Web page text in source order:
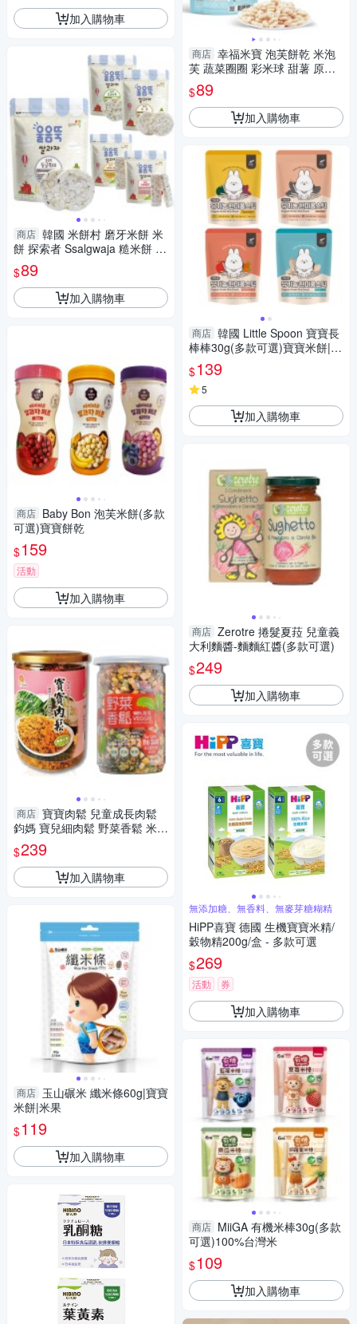
加入購物車
商店 韓國 米餅村 磨牙米餅 米
餅 探索者 Ssalgwaja 糙米餅 05
52
$89
加入購物車
商店 Baby Bon 泡芙米餅(多款
可選)寶寶餅乾
$159
活動
加入購物車
商店 寶寶肉鬆 兒童成長肉鬆
鈞媽 寶兒細肉鬆 野菜香鬆 米香
鬆 嬰兒肉鬆 副食品 魚鬆 飯友
拌飯料
$239
加入購物車
商店 玉山碾米 纖米條60g|寶寶
米餅|米果
$119
加入購物車
商店 幸福米寶 泡芙餅乾 米泡
芙 蔬菜圈圈 彩米球 甜薯 原味
椰香胡蘿蔔 米餅 1038 副食品
$89
加入購物車
商店 韓國 Little Spoon 寶寶長
棒棒30g(多款可選)寶寶米餅|嬰
兒米餅|米棒|寶寶餅乾|寶寶零食
$139
5
加入購物車
商店 Zerotre 捲髮夏菈 兒童義
大利麵醬-麵麵紅醬(多款可選)
$249
加入購物車
無添加糖、無香料、無麥芽糖糊精
HiPP喜寶 德國 生機寶寶米精/
穀物精200g/盒 - 多款可選
$269
活動 券
加入購物車
商店 MiiGA 有機米棒30g(多款
可選)100%台灣米
$109
加入購物車